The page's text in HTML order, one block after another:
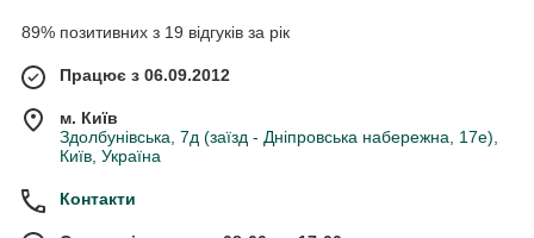
89% позитивних з 19 відгуків за рік
Працює з 06.09.2012
м. Київ
Здолбунівська, 7д (заїзд - Дніпровська набережна, 17е),
Київ, Україна
Контакти